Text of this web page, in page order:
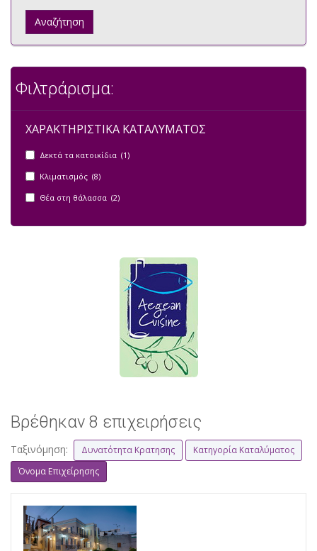
Αναζήτηση
Φιλτράρισμα:
ΧΑΡΑΚΤΗΡΙΣΤΙΚΑ ΚΑΤΑΛΥΜΑΤΟΣ
Δεκτά τα κατοικίδια (1)
Κλιματισμός (8)
Θέα στη θάλασσα (2)
Βρέθηκαν 8 επιχειρήσεις
Ταξινόμηση: Δυνατότητα Κρατησης
Κατηγορία Καταλύματος
Όνομα Επιχείρησης